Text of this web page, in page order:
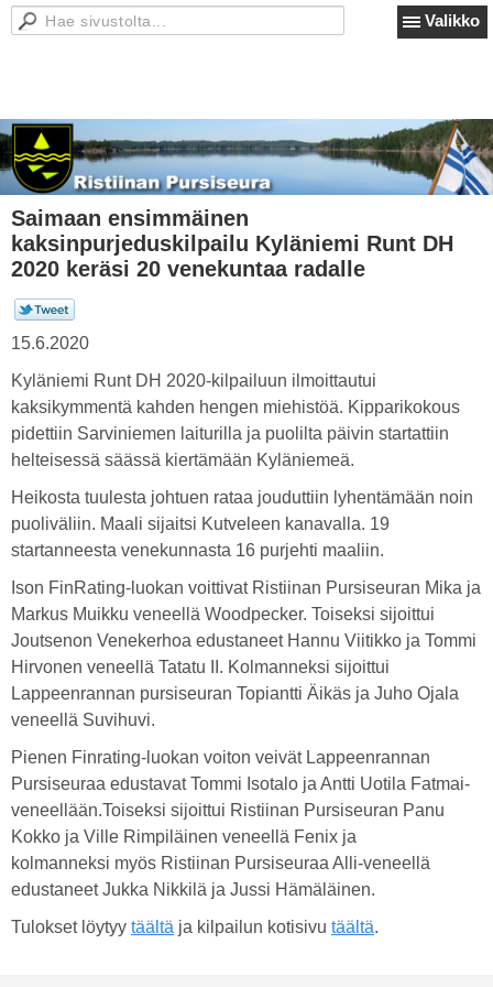
Valikko
Saimaan ensimmäinen
kaksinpurjeduskilpailu Kyläniemi Runt DH
2020 keräsi 20 venekuntaa radalle
15.6.2020
Kyläniemi Runt DH 2020-kilpailuun ilmoittautui
kaksikymmentä kahden hengen miehistöä. Kipparikokous
pidettiin Sarviniemen laiturilla ja puolilta päivin startattiin
helteisessä säässä kiertämään Kyläniemeä.
Heikosta tuulesta johtuen rataa jouduttiin lyhentämään noin
puoliväliin. Maali sijaitsi Kutveleen kanavalla. 19
startanneesta venekunnasta 16 purjehti maaliin.
Ison FinRating-luokan voittivat Ristiinan Pursiseuran Mika ja
Markus Muikku veneellä Woodpecker. Toiseksi sijoittui
Joutsenon Venekerhoa edustaneet Hannu Viitikko ja Tommi
Hirvonen veneellä Tatatu II. Kolmanneksi sijoittui
Lappeenrannan pursiseuran Topiantti Äikäs ja Juho Ojala
veneellä Suvihuvi.
Pienen Finrating-luokan voiton veivät Lappeenrannan
Pursiseuraa edustavat Tommi Isotalo ja Antti Uotila Fatmai-
veneellään.Toiseksi sijoittui Ristiinan Pursiseuran Panu
Kokko ja Ville Rimpiläinen veneellä Fenix ja
kolmanneksi myös Ristiinan Pursiseuraa Alli-veneellä
edustaneet Jukka Nikkilä ja Jussi Hämäläinen.
Tulokset löytyy täältä ja kilpailun kotisivu täältä.